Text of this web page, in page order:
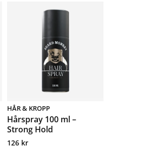
HÅR & KROPP
Hårspray 100 ml –
Strong Hold
126 kr